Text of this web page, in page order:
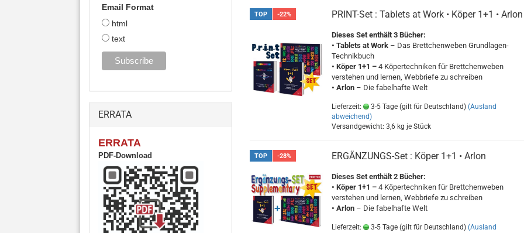
TOP -22% PRINT-Set : Tablets at Work • Köper 1+1 • Arlon
Dieses Set enthält 3 Bücher:
• Tablets at Work – Das Brettchenweben Grundlagen-
Technikbuch
• Köper 1+1 – 4 Köpertechniken für Brettchenweben
verstehen und lernen, Webbriefe zu schreiben
• Arlon – Die fabelhafte Welt
Lieferzeit: 3-5 Tage (gilt für Deutschland) (Ausland
abweichend)
Versandgewicht: 3,6 kg je Stück
TOP -28% ERGÄNZUNGS-Set : Köper 1+1 • Arlon
Dieses Set enthält 2 Bücher:
• Köper 1+1 – 4 Köpertechniken für Brettchenweben
verstehen und lernen, Webbriefe zu schreiben
• Arlon – Die fabelhafte Welt
Lieferzeit: 3-5 Tage (gilt für Deutschland) (Ausland
Email Format
html
text
ERRATA
ERRATA
PDF-Download